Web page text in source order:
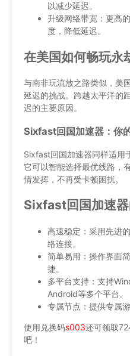
以减少延迟。
升级网络带宽：更高
度，降低延迟。
在美国如何畅玩永
与南非玩流放之路类似，美
延迟的挑战。跨越太平洋的
迟的主要原因。
Sixfast回国加速器：你
Sixfast回国加速器同样适用
它可以智能选择最优线路，
情发挥，不再受卡顿困扰。
Sixfast回国加速
高速稳定：采用先进
络连接。
简单易用：操作界面
捷。
多平台支持：支持
Android等多个平台。
专属节点：提供专属
使用兑换码s003还可领取
吧！